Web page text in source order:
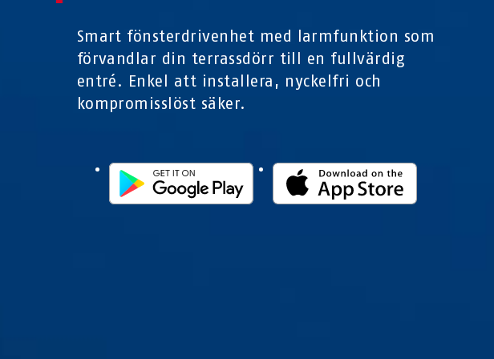
Smart fönsterdrivenhet med larmfunktion som
förvandlar din terrassdörr till en fullvärdig
entré. Enkel att installera, nyckelfri och
kompromisslöst säker.